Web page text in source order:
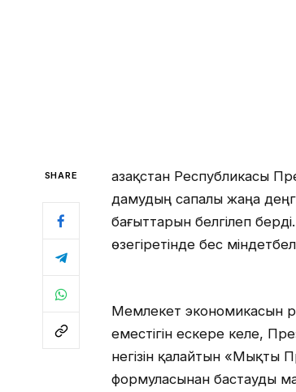
SHARE
Қазақстан Республикасы
дамудың сапалы жаңа
бағыттарын белгілеп
өзегіретінде бес
Мемлекет экономикасын
еместігін ескере келе,
негізін қалайтын «Мықты
формуласынан бастауды